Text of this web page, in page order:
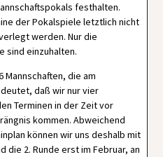
festhalten.
der Pokalspiele letztlich nicht
werden. Nur die
sind einzuhalten.
Mannschaften, die am
daß wir nur vier
Terminen in der Zeit vor
kommen. Abweichend
können wir uns deshalb mit
die 2. Runde erst im Februar, an